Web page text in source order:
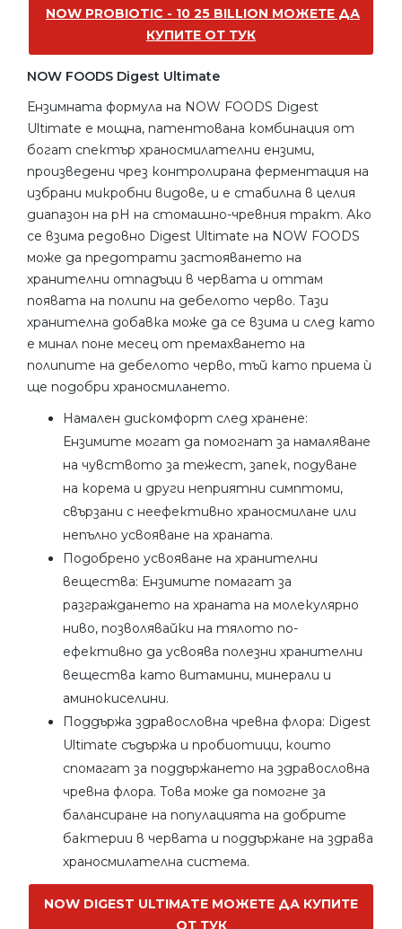
NOW PROBIOTIC - 10 25 BILLION МОЖЕТЕ ДА
КУПИТЕ ОТ ТУК
NOW FOODS Digest Ultimate
Ензимната формула на NOW FOODS Digest
Ultimate е мощна, патентована комбинация от
богат спектър храносмилателни ензими,
произведени чрез контролирана ферментация на
избрани микробни видове, и е стабилна в целия
диапазон на pH на стомашно-чревния тракт. Ако
се взима редовно Digest Ultimate на NOW FOODS
може да предотрати застояването на
хранителни отпадъци в червата и оттам
появата на полипи на дебелото черво. Тази
хранителна добавка може да се взима и след като
е минал поне месец от премахването на
полипите на дебелото черво, тъй като приема ѝ
ще подобри храносмилането.
Намален дискомфорт след хранене:
Ензимите могат да помогнат за намаляване
на чувството за тежест, запек, подуване
на корема и други неприятни симптоми,
свързани с неефективно храносмилане или
непълно усвояване на храната.
Подобрено усвояване на хранителни
вещества: Ензимите помагат за
разграждането на храната на молекулярно
ниво, позволявайки на тялото по-
ефективно да усвоява полезни хранителни
вещества като витамини, минерали и
аминокиселини.
Поддържа здравословна чревна флора: Digest
Ultimate съдържа и пробиотици, които
спомагат за поддържането на здравословна
чревна флора. Това може да помогне за
балансиране на популацията на добрите
бактерии в червата и поддържане на здрава
храносмилателна система.
NOW DIGEST ULTIMATE МОЖЕТЕ ДА КУПИТЕ
ОТ ТУК